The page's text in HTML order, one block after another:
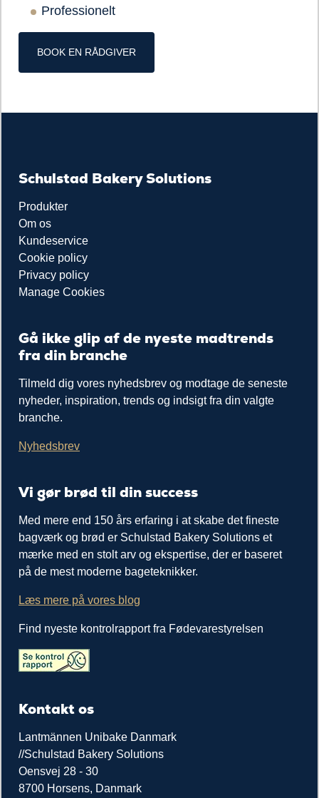
Professionelt
BOOK EN RÅDGIVER
Schulstad Bakery Solutions
Produkter
Om os
Kundeservice
Cookie policy
Privacy policy
Manage Cookies
Gå ikke glip af de nyeste madtrends
fra din branche
Tilmeld dig vores nyhedsbrev og modtage de seneste
nyheder, inspiration, trends og indsigt fra din valgte
branche.
Nyhedsbrev
Vi gør brød til din success
Med mere end 150 års erfaring i at skabe det fineste
bagværk og brød er Schulstad Bakery Solutions et
mærke med en stolt arv og ekspertise, der er baseret
på de mest moderne bageteknikker.
Læs mere på vores blog
Find nyeste kontrolrapport fra Fødevarestyrelsen
Kontakt os
Lantmännen Unibake Danmark
//Schulstad Bakery Solutions
Oensvej 28 - 30
8700 Horsens, Danmark